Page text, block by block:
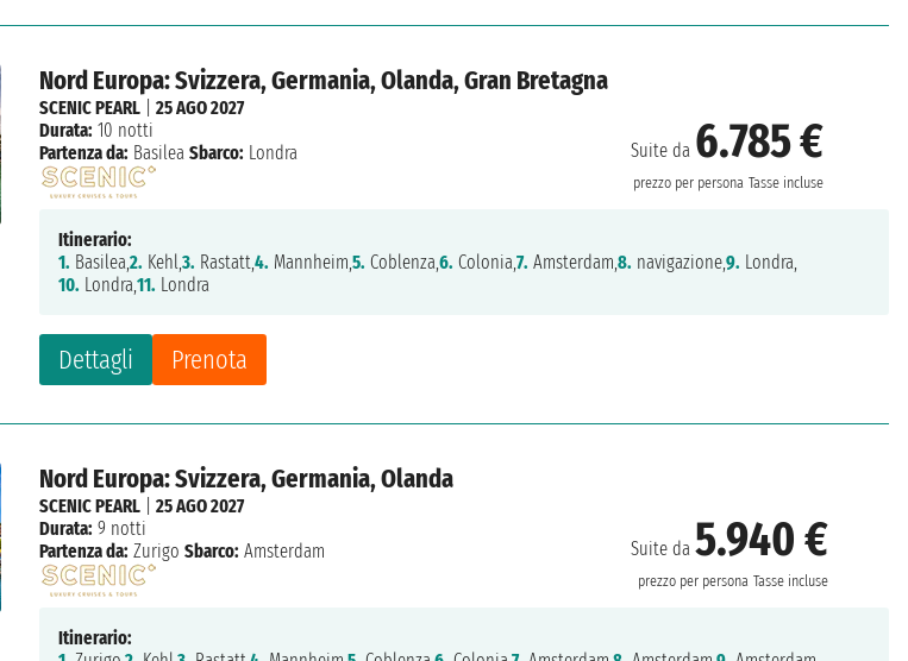
Nord Europa: Svizzera, Germania, Olanda, Gran Bretagna
Suite da 6.785 €
prezzo per persona Tasse incluse
Dettagli Prenota
SCENIC PEARL |25 AGO 2027
Durata: 10 notti
Partenza da: Basilea Sbarco: Londra
Itinerario:
1. Basilea,2. Kehl,3. Rastatt,4. Mannheim,5. Coblenza,6. Colonia,7. Amsterdam,8. navigazione,9. Londra,
10. Londra,11. Londra
Nord Europa: Svizzera, Germania, Olanda
Suite da5.940 €
prezzo per persona Tasse incluse
SCENIC PEARL |25 AGO 2027
Durata: 9 notti
Partenza da: Zurigo Sbarco: Amsterdam
Itinerario: